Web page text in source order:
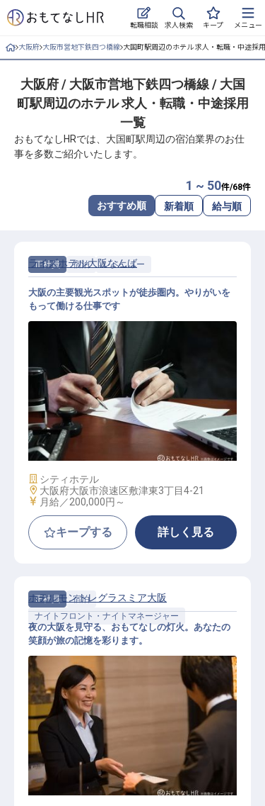
転職相談 求人検索 キープ メニュー
ログイン
求人・施設を探す
就職・転職 合同説明会
ご利用の流れ
ホテル・宿泊業界情報コラム
転職サポートに申し込む
採用をお考えの企業様へ
大阪府 大阪市営地下鉄四つ橋線 大国町駅周辺のホテル 求人・転職・中途採用
大阪府 / 大阪市営地下鉄四つ橋線 / 大国
町駅周辺のホテル 求人・転職・中途採用
一覧
おもてなしHRでは、大国町駅周辺の宿泊業界のお仕
事を多数ご紹介いたします。
1 ~ 50件/68件
おすすめ順 新着順 給与順
正社員 宿泊 レベニュー
レベニューマネジメント
ライズホテル大阪なんば
大阪の主要観光スポットが徒歩圏内。やりがいを
もって働ける仕事です
施設業態
シティホテル
勤務地
大阪府大阪市浪速区敷津東3丁目4-21
給与
月給／200,000円～
キープする 詳しく見る
正社員
宿泊
ナイトフロント・ナイトマネージャー
フロントナイトスタッフ
ホテルモントレグラスミア大阪
夜の大阪を見守る、おもてなしの灯火。あなたの
笑顔が旅の記憶を彩ります。